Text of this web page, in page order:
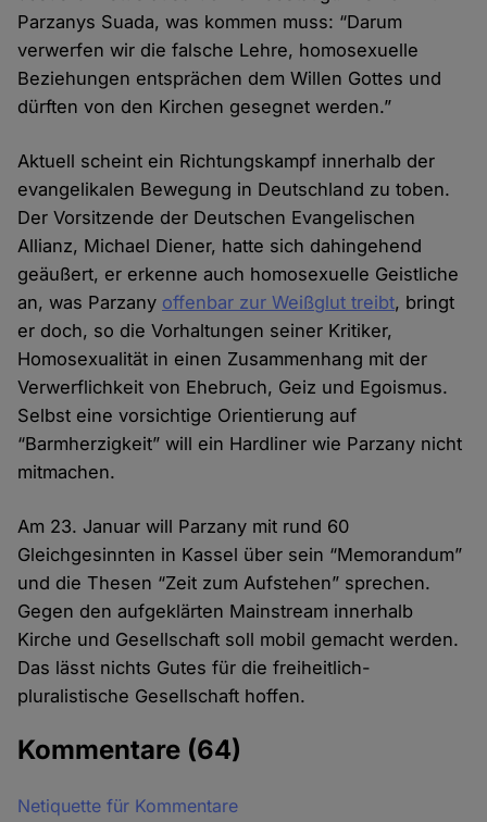
Parzanys Suada, was kommen muss: “Darum
verwerfen wir die falsche Lehre, homosexuelle
Beziehungen entsprächen dem Willen Gottes und
dürften von den Kirchen gesegnet werden.”
Aktuell scheint ein Richtungskampf innerhalb der
evangelikalen Bewegung in Deutschland zu toben.
Der Vorsitzende der Deutschen Evangelischen
Allianz, Michael Diener, hatte sich dahingehend
geäußert, er erkenne auch homosexuelle Geistliche
an, was Parzany offenbar zur Weißglut treibt, bringt
er doch, so die Vorhaltungen seiner Kritiker,
Homosexualität in einen Zusammenhang mit der
Verwerflichkeit von Ehebruch, Geiz und Egoismus.
Selbst eine vorsichtige Orientierung auf
“Barmherzigkeit” will ein Hardliner wie Parzany nicht
mitmachen.
Am 23. Januar will Parzany mit rund 60
Gleichgesinnten in Kassel über sein “Memorandum”
und die Thesen “Zeit zum Aufstehen” sprechen.
Gegen den aufgeklärten Mainstream innerhalb
Kirche und Gesellschaft soll mobil gemacht werden.
Das lässt nichts Gutes für die freiheitlich-
pluralistische Gesellschaft hoffen.
Kommentare (64)
Netiquette für Kommentare